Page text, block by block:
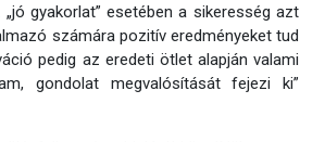
gyakorlat” esetében a sikeresség azt
számára pozitív eredményeket tud
pedig az eredeti ötlet alapján valami
gondolat megvalósítását fejezi ki”